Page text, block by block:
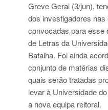
Greve Geral (3/jun),
dos investigadores
convocadas para esse
de Letras da
Batalha. Foi ainda
conjunto de matérias
quais serão tratadas
levar à Universidade
a nova equipa reitoral.